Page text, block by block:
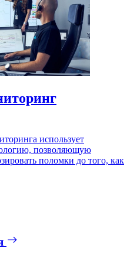
использует
позволяющую
поломки до того, как